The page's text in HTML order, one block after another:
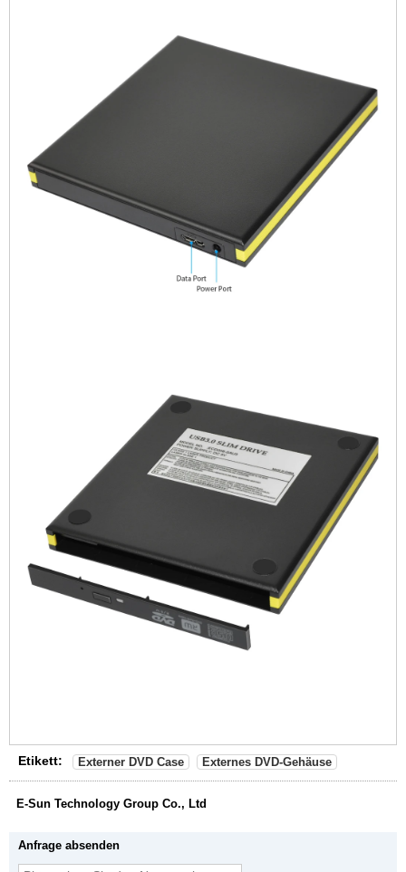
Etikett: Externer DVD Case Externes DVD-Gehäuse
E-Sun Technology Group Co., Ltd
Anfrage absenden